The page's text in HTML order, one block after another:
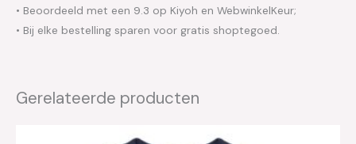
• Beoordeeld met een 9.3 op Kiyoh en WebwinkelKeur;
• Bij elke bestelling sparen voor gratis shoptegoed.
Gerelateerde producten